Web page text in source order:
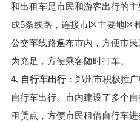
和出租车是市民和游客出行的
成5条线路，连接市区主要地区
公交车线路遍布市内，方便市
为充足，方便乘客随时打车。
4. 自行车出行：郑州市积极推
自行车出行。市内建设了多个
租赁点，方便市民租借自行车